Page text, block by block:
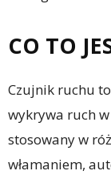
CO TO
Czujnik ruchu
wykrywa ruch
stosowany w
włamaniem,